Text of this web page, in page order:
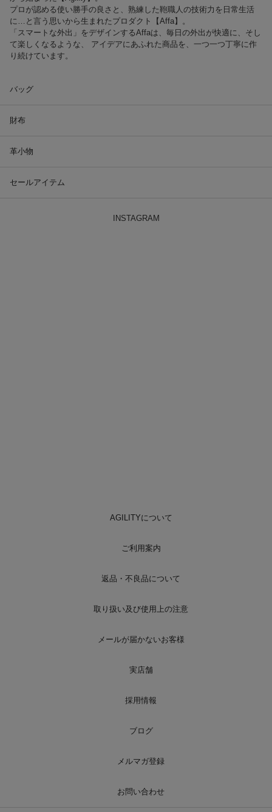
プロが認める使い勝手の良さと、熟練した鞄職人の技術力を日常生活
に…と言う思いから生まれたプロダクト【Affa】。
「スマートな外出」をデザインするAffaは、毎日の外出が快適に、そし
て楽しくなるような、 アイデアにあふれた商品を、一つ一つ丁寧に作
り続けています。
バッグ
財布
革小物
セールアイテム
INSTAGRAM
AGILITYについて
ご利用案内
返品・不良品について
取り扱い及び使用上の注意
メールが届かないお客様
実店舗
採用情報
ブログ
メルマガ登録
お問い合わせ